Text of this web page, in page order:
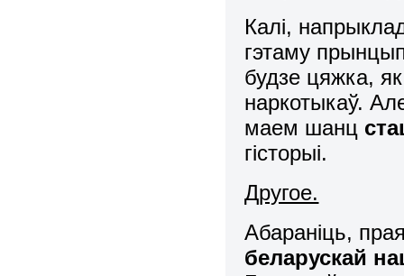
Калі,
гэтаму
будзе цяжка,
наркотыкаў.
маем шанц
гісторыі.
Другое.
Абараніць,
беларускай